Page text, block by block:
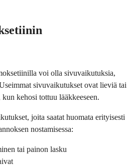
voi olla sivuvaikutuksia,
sivuvaikutukset ovat lieviä tai
kehosi tottuu lääkkeeseen.
joita saatat huomata erityisesti
nostamisessa:
tai painon lasku